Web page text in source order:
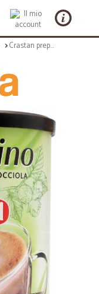
Crastan preparato solubile per Nocciolino 150 g